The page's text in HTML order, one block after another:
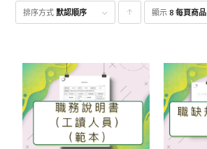
排序方式默認順序 點
品
顯示8 每頁商品